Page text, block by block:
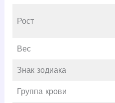
Рост
Вес
Знак зодиака
Группа крови